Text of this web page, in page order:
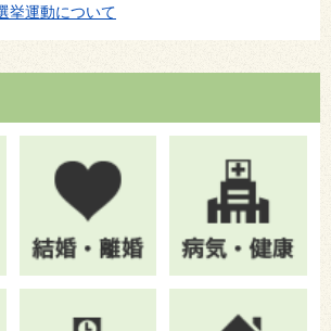
挙運動について